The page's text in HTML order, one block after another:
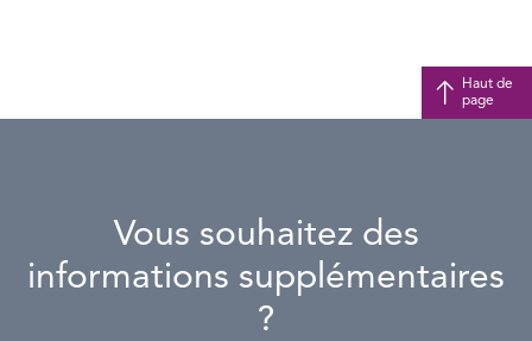
Haut de
page
Vous souhaitez des
informations supplémentaires
?